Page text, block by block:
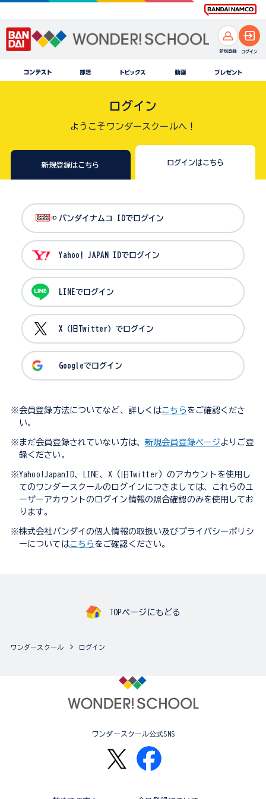
ログイン
ようこそワンダースクールへ！
新規登録はこちら ログインはこちら
バンダイナムコ IDでログイン
Yahoo! JAPAN IDでログイン
LINEでログイン
X（旧Twitter）でログイン
Googleでログイン
※会員登録方法についてなど、詳しくはこちら をご確認くださ
い。
※まだ会員登録されていない方は、 新規会員登録ページ よりご登
録ください。
※Yahoo!JapanID、LINE、X（旧Twitter）のアカウントを使用し
てのワンダースクールのログインにつきましては、これらのユ
ーザーアカウントのログイン情報の照合確認のみを使用してお
ります。
※株式会社バンダイの個人情報の取扱い及びプライバシーポリシ
ーについてはこちら をご確認ください。
TOPページにもどる
ワンダースクール ログイン
ワンダースクール公式SNS